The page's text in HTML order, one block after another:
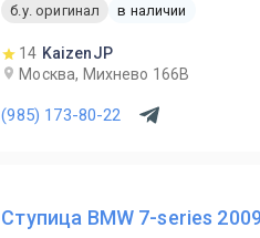
б.у. оригинал
в наличии
14 KaizenJP
Москва, Михнево 166В
(985) 173-80-22
Ступица BMW 7-series